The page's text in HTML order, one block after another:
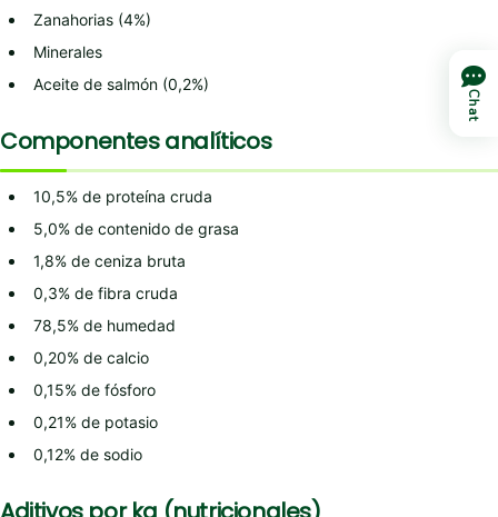
Zanahorias (4%)
Minerales
Aceite de salmón (0,2%)
Componentes analíticos
10,5% de proteína cruda
5,0% de contenido de grasa
1,8% de ceniza bruta
0,3% de fibra cruda
78,5% de humedad
0,20% de calcio
0,15% de fósforo
0,21% de potasio
0,12% de sodio
Chat